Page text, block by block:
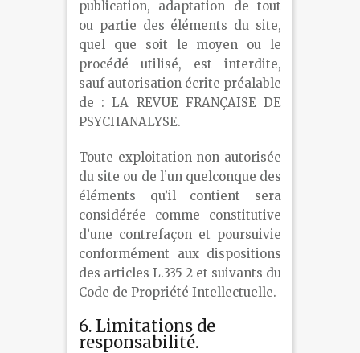
publication, adaptation de tout
ou partie des éléments du site,
quel que soit le moyen ou le
procédé utilisé, est interdite,
sauf autorisation écrite préalable
de : LA REVUE FRANÇAISE DE
PSYCHANALYSE.
Toute exploitation non autorisée
du site ou de l’un quelconque des
éléments qu’il contient sera
considérée comme constitutive
d’une contrefaçon et poursuivie
conformément aux dispositions
des articles L.335-2 et suivants du
Code de Propriété Intellectuelle.
6. Limitations de
responsabilité.